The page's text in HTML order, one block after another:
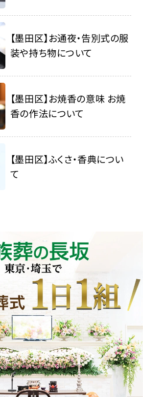
【墨田区】お通夜・告別式の服
装や持ち物について
【墨田区】お焼香の意味 お焼
香の作法について
【墨田区】ふくさ・香典につい
て